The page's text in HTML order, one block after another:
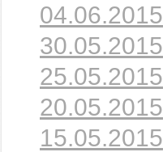
04.06.2015
30.05.2015
25.05.2015
20.05.2015
15.05.2015